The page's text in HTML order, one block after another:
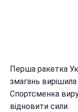
Перша ракетка
змагань вирішила
Спортсменка
відновити сили.